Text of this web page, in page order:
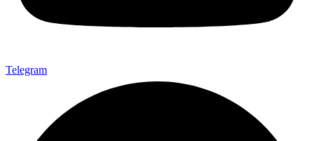
Telegram